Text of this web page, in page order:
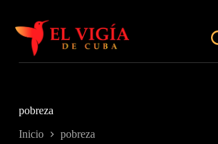
contenido
pobreza
Inicio pobreza